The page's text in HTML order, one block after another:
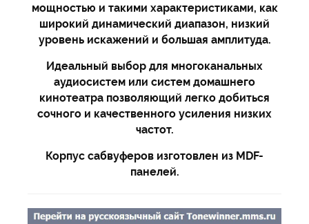
мощностью и такими характеристиками, как
широкий динамический диапазон, низкий
уровень искажений и большая амплитуда.
Идеальный выбор для многоканальных
аудиосистем или систем домашнего
кинотеатра позволяющий легко добиться
сочного и качественного усиления низких
частот.
Корпус сабвуферов изготовлен из MDF-
панелей.